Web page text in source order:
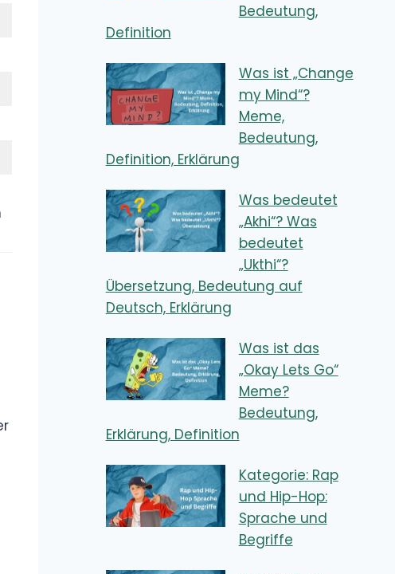
Bedeutung,
Definition
Was ist „Change
my Mind“?
Meme,
Bedeutung,
Definition, Erklärung
Was bedeutet
„Akhi“? Was
bedeutet
„Ukthi“?
Übersetzung, Bedeutung auf
Deutsch, Erklärung
Was ist das
„Okay Lets Go“
Meme?
Bedeutung,
Erklärung, Definition
Kategorie: Rap
und Hip-Hop:
Sprache und
Begriffe